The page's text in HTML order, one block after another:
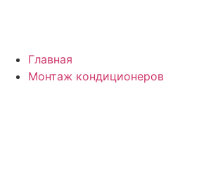
Главная
Монтаж кондиционеров